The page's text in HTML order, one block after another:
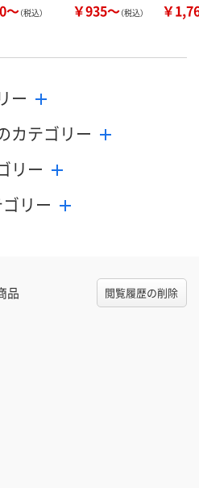
～（税込） ￥935～（税込） ￥
ー
カテゴリー
リー
リー
品 閲覧履歴の削除